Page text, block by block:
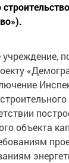
объекта